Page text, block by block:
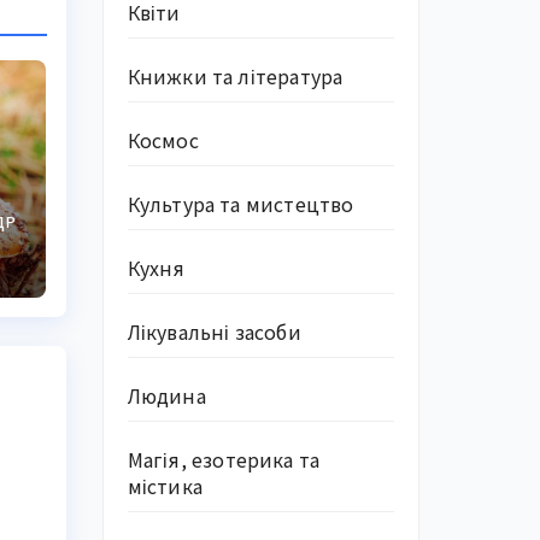
Квіти
Книжки та література
Космос
Культура та мистецтво
Кухня
Лікувальні засоби
Людина
Магія, езотерика та
містика